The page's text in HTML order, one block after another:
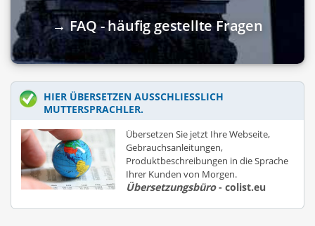
→ FAQ - häufig gestellte Fragen
HIER ÜBERSETZEN AUSSCHLIESSLICH M
UTTERSPRACHLER.
Übersetzen Sie jetzt Ihre Webseite,
Gebrauchsanleitungen,
Produktbeschreibungen in die Sprache
Ihrer Kunden von Morgen.
Übersetzungsbüro- colist.eu